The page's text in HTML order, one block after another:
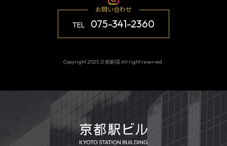
お問い合わせ
TEL 075-341-2360
Copyright 2025 京都劇場 All right reserved.